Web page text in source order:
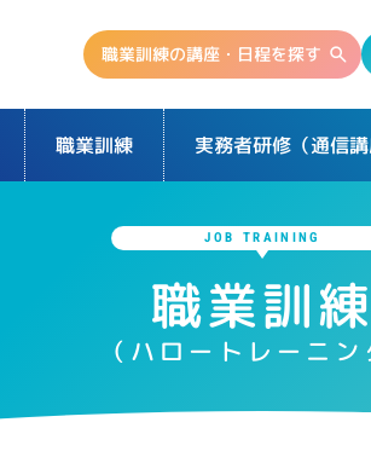
職業訓練の講座・日程を探す
職業訓練 実務者研修（通信講
JOB TRAINING
職業訓練
（ハロートレーニン